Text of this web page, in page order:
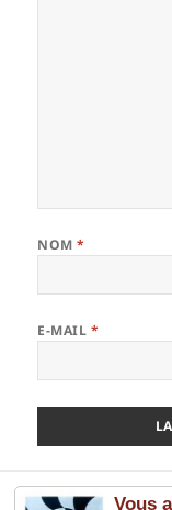
NOM*
E-MAIL *
Vous